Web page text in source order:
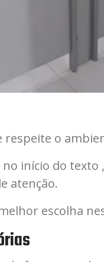
respeite o
início do
atenção.
escolha